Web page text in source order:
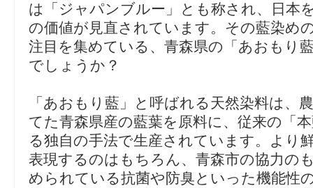
は「ジャパンブルー」とも称され、日本
の価値が見直されています。その藍染め
注目を集めている、青森県の「あおもり
でしょうか？
「あおもり藍」と呼ばれる天然染料は、
てた青森県産の藍葉を原料に、従来の「
る独自の手法で生産されています。より
表現するのはもちろん、青森市の協力の
められている抗菌や防臭といった機能性